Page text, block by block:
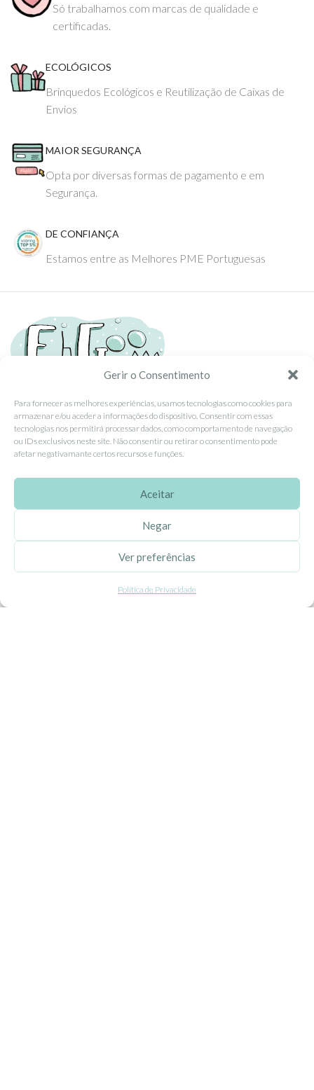
Gerir o Consentimento
Para fornecer as melhores experiências, usamos tecnologias como cookies para
armazenar e/ou aceder a informações do dispositivo. Consentir com essas
tecnologias nos permitirá processar dados, como comportamento de navegação
ou IDs exclusivos neste site. Não consentir ou retirar o consentimento pode
afetar negativamante certos recursos e funções.
Aceitar
Negar
Ver preferências
Política de Privacidade
Só trabalhamos com marcas de qualidade e
certificadas.
ECOLÓGICOS
Brinquedos Ecológicos e Reutilização de Caixas de
Envios
MAIOR SEGURANÇA
Opta por diversas formas de pagamento e em
Segurança.
DE CONFIANÇA
Estamos entre as Melhores PME Portuguesas
Tel: (351) 234095278 Custo de Chamada para Rede Fixa Nacional
Email: info@ehgoom.com
Rua José Afonso, Nº 50, 3800-438 Aveiro, Portugal
Sobre Nós
Propriedade Intelectual
Colaboração com Bloggers